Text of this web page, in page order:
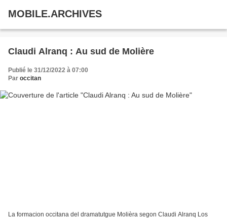
MOBILE.ARCHIVES
Claudi Alranq : Au sud de Molière
Publié le 31/12/2022 à 07:00
Par occitan
La formacion occitana del dramatutgue Molièra segon Claudi Alranq Los